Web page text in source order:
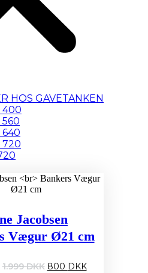
HOS GAVETANKEN
400
560
640
720
Jacobsen
Vægur Ø21 cm
1.999
Den
800
Den